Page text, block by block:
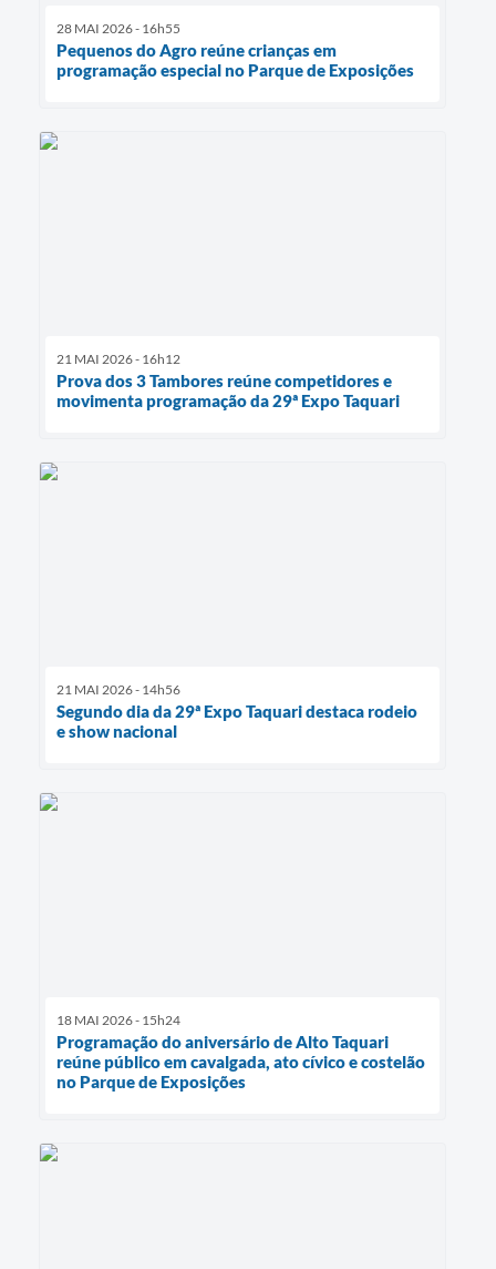
28 MAI 2026 - 16h55
Pequenos do Agro reúne crianças em
programação especial no Parque de Exposições
21 MAI 2026 - 16h12
Prova dos 3 Tambores reúne competidores e
movimenta programação da 29ª Expo Taquari
21 MAI 2026 - 14h56
Segundo dia da 29ª Expo Taquari destaca rodeio
e show nacional
18 MAI 2026 - 15h24
Programação do aniversário de Alto Taquari
reúne público em cavalgada, ato cívico e costelão
no Parque de Exposições